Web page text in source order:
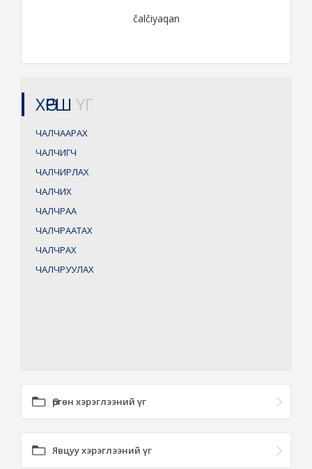
čalčiyaqan
ХӨРШ ҮГ
ЧАЛЧААРАХ
ЧАЛЧИГЧ
ЧАЛЧИРЛАХ
ЧАЛЧИХ
ЧАЛЧРАА
ЧАЛЧРААТАХ
ЧАЛЧРАХ
ЧАЛЧРУУЛАХ
Өргөн хэрэглээний үг
Явцуу хэрэглээний үг